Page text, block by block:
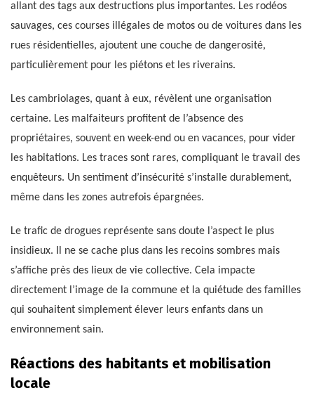
allant des tags aux destructions plus importantes. Les rodéos
sauvages, ces courses illégales de motos ou de voitures dans les
rues résidentielles, ajoutent une couche de dangerosité,
particulièrement pour les piétons et les riverains.
Les cambriolages, quant à eux, révèlent une organisation
certaine. Les malfaiteurs profitent de l’absence des
propriétaires, souvent en week-end ou en vacances, pour vider
les habitations. Les traces sont rares, compliquant le travail des
enquêteurs. Un sentiment d’insécurité s’installe durablement,
même dans les zones autrefois épargnées.
Le trafic de drogues représente sans doute l’aspect le plus
insidieux. Il ne se cache plus dans les recoins sombres mais
s’affiche près des lieux de vie collective. Cela impacte
directement l’image de la commune et la quiétude des familles
qui souhaitent simplement élever leurs enfants dans un
environnement sain.
Réactions des habitants et mobilisation
locale